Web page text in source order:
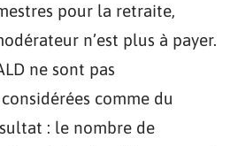
pour la retraite,
n’est plus à payer.
ne sont pas
comme du
: le nombre de